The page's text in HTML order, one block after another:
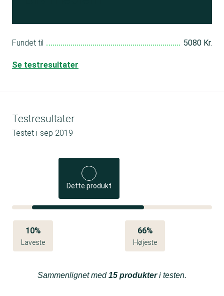
Fundet til 5080 Kr.
Se testresultater
Testresultater
Testet i sep 2019
Dette produkt
10%
Laveste
66%
Højeste
Sammenlignet med15 produkteri testen.